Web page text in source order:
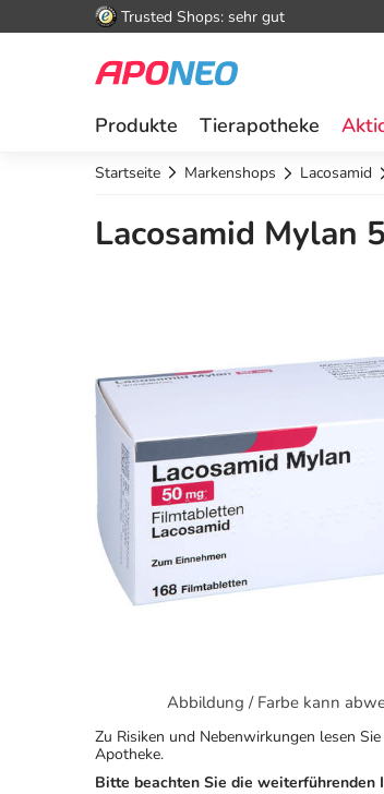
Trusted Shops: sehr gut
Produkte Tierapotheke
Startseite Markenshops Lacosamid
Lacosamid Mylan
Abbildung / Farbe kann
Zu Risiken und Nebenwirkungen lesen
Apotheke.
Bitte beachten Sie die weiterführenden